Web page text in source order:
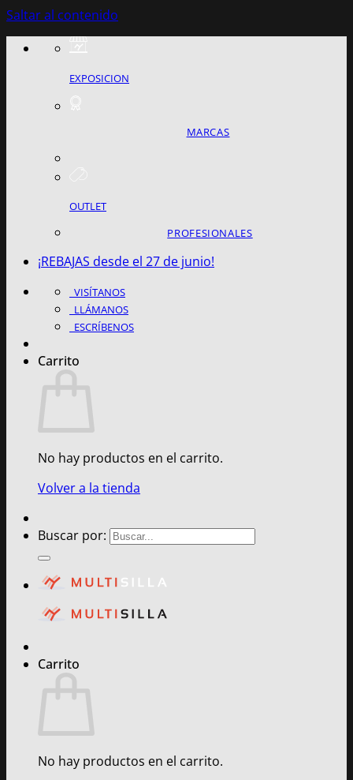
Saltar al contenido
EXPOSICION
MARCAS
OUTLET
PROFESIONALES
¡REBAJAS desde el 27 de junio!
VISÍTANOS
LLÁMANOS
ESCRÍBENOS
Carrito
No hay productos en el carrito.
Volver a la tienda
Buscar por:
Carrito
No hay productos en el carrito.